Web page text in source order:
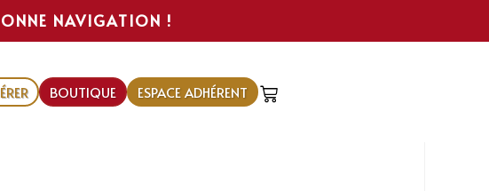
NAVIGATION !
BOUTIQUE ESPACE ADHÉRENT